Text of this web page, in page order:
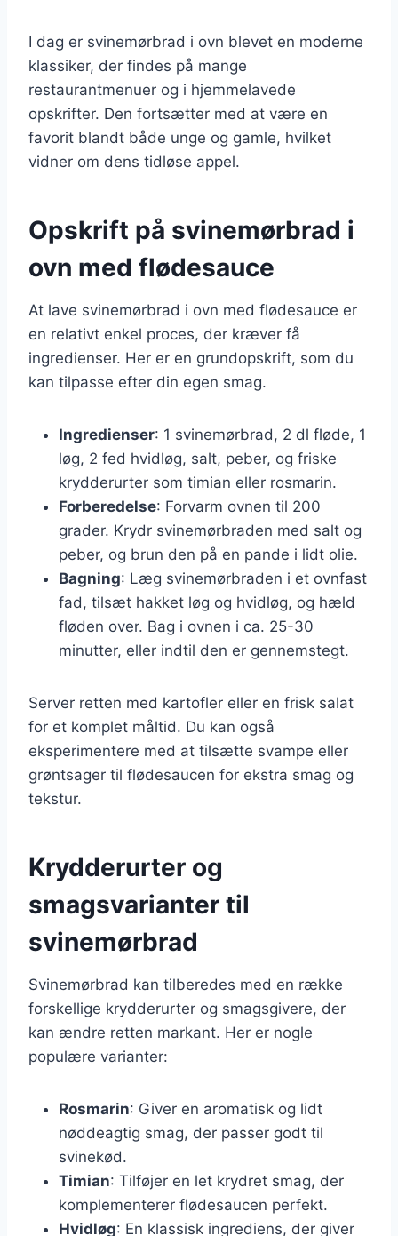
I dag er svinemørbrad i ovn blevet en moderne
klassiker, der findes på mange
restaurantmenuer og i hjemmelavede
opskrifter. Den fortsætter med at være en
favorit blandt både unge og gamle, hvilket
vidner om dens tidløse appel.
Opskrift på svinemørbrad i
ovn med flødesauce
At lave svinemørbrad i ovn med flødesauce er
en relativt enkel proces, der kræver få
ingredienser. Her er en grundopskrift, som du
kan tilpasse efter din egen smag.
Ingredienser: 1 svinemørbrad, 2 dl fløde, 1
løg, 2 fed hvidløg, salt, peber, og friske
krydderurter som timian eller rosmarin.
Forberedelse: Forvarm ovnen til 200
grader. Krydr svinemørbraden med salt og
peber, og brun den på en pande i lidt olie.
Bagning: Læg svinemørbraden i et ovnfast
fad, tilsæt hakket løg og hvidløg, og hæld
fløden over. Bag i ovnen i ca. 25-30
minutter, eller indtil den er gennemstegt.
Server retten med kartofler eller en frisk salat
for et komplet måltid. Du kan også
eksperimentere med at tilsætte svampe eller
grøntsager til flødesaucen for ekstra smag og
tekstur.
Krydderurter og
smagsvarianter til
svinemørbrad
Svinemørbrad kan tilberedes med en række
forskellige krydderurter og smagsgivere, der
kan ændre retten markant. Her er nogle
populære varianter:
Rosmarin: Giver en aromatisk og lidt
nøddeagtig smag, der passer godt til
svinekød.
Timian: Tilføjer en let krydret smag, der
komplementerer flødesaucen perfekt.
Hvidløg: En klassisk ingrediens, der giver